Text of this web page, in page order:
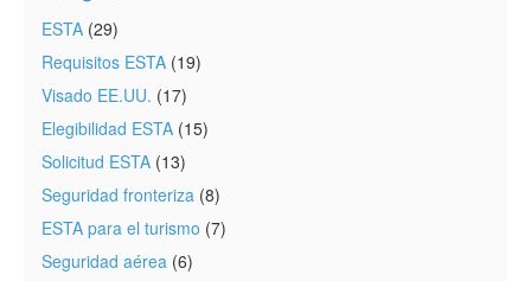
ESTA (29)
Requisitos ESTA (19)
Visado EE.UU. (17)
Elegibilidad ESTA (15)
Solicitud ESTA (13)
Seguridad fronteriza (8)
ESTA para el turismo (7)
Seguridad aérea (6)